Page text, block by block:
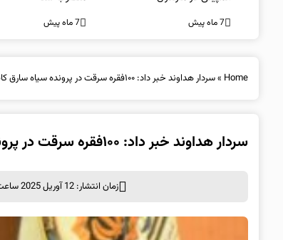
7 ماه پیش 7 ماه پیش
Home
»سردار هداوند خبر داد: ۱۰۰فقره سرقت در پرونده سیاه سارق کابل برق
سردار هداوند خبر داد: ۱۰۰فقره سرقت در پرونده سیاه سارق کابل برق
زمان انتشار: 12 آوریل 2025 ساعت 20:11